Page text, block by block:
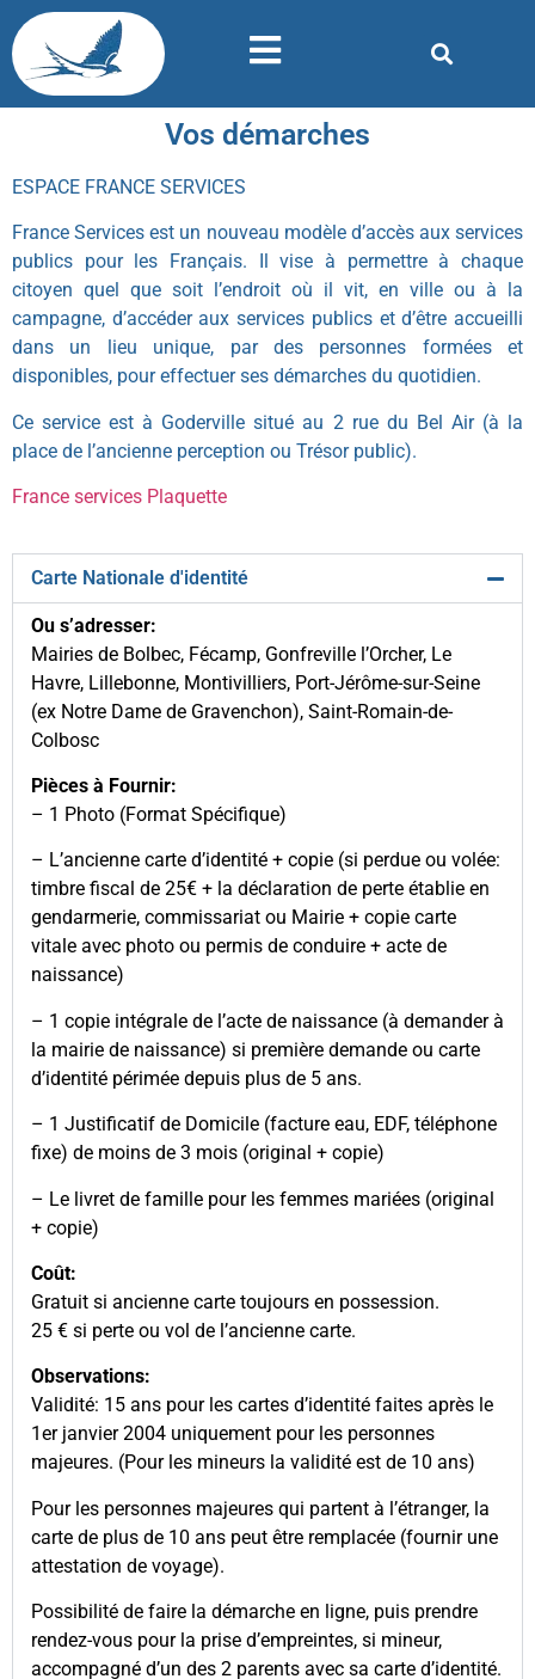
Vos démarches
ESPACE FRANCE SERVICES
France Services est un nouveau modèle d’accès aux services
publics pour les Français. Il vise à permettre à chaque
citoyen quel que soit l’endroit où il vit, en ville ou à la
campagne, d’accéder aux services publics et d’être accueilli
dans un lieu unique, par des personnes formées et
disponibles, pour effectuer ses démarches du quotidien.
Ce service est à Goderville situé au 2 rue du Bel Air (à la
place de l’ancienne perception ou Trésor public).
France services Plaquette
Carte Nationale d'identité
Ou s’adresser:
Mairies de Bolbec, Fécamp, Gonfreville l’Orcher, Le
Havre, Lillebonne, Montivilliers, Port-Jérôme-sur-Seine
(ex Notre Dame de Gravenchon), Saint-Romain-de-
Colbosc
Pièces à Fournir:
– 1 Photo (Format Spécifique)
– L’ancienne carte d’identité + copie (si perdue ou volée:
timbre fiscal de 25€ + la déclaration de perte établie en
gendarmerie, commissariat ou Mairie + copie carte
vitale avec photo ou permis de conduire + acte de
naissance)
– 1 copie intégrale de l’acte de naissance (à demander à
la mairie de naissance) si première demande ou carte
d’identité périmée depuis plus de 5 ans.
– 1 Justificatif de Domicile (facture eau, EDF, téléphone
fixe) de moins de 3 mois (original + copie)
– Le livret de famille pour les femmes mariées (original
+ copie)
Coût:
Gratuit si ancienne carte toujours en possession.
25 € si perte ou vol de l’ancienne carte.
Observations:
Validité: 15 ans pour les cartes d’identité faites après le
1er janvier 2004 uniquement pour les personnes
majeures. (Pour les mineurs la validité est de 10 ans)
Pour les personnes majeures qui partent à l’étranger, la
carte de plus de 10 ans peut être remplacée (fournir une
attestation de voyage).
Possibilité de faire la démarche en ligne, puis prendre
rendez-vous pour la prise d’empreintes, si mineur,
accompagné d’un des 2 parents avec sa carte d’identité.